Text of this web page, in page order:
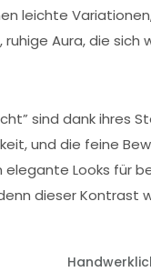
leichte
ruhige Aura, die
sind dank
und die feine
Looks für
dieser Kontrast